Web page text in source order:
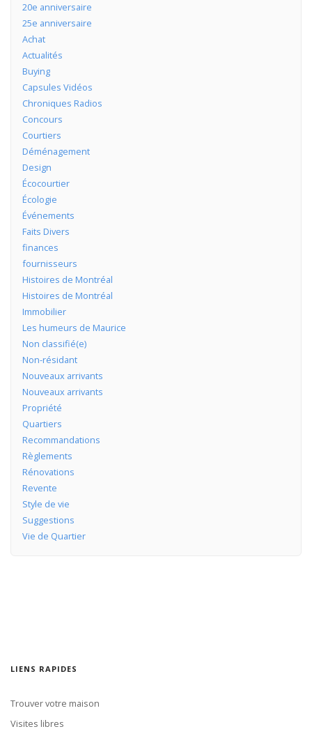
20e anniversaire
25e anniversaire
Achat
Actualités
Buying
Capsules Vidéos
Chroniques Radios
Concours
Courtiers
Déménagement
Design
Écocourtier
Écologie
Événements
Faits Divers
finances
fournisseurs
Histoires de Montréal
Histoires de Montréal
Immobilier
Les humeurs de Maurice
Non classifié(e)
Non-résidant
Nouveaux arrivants
Nouveaux arrivants
Propriété
Quartiers
Recommandations
Règlements
Rénovations
Revente
Style de vie
Suggestions
Vie de Quartier
LIENS RAPIDES
Trouver votre maison
Visites libres